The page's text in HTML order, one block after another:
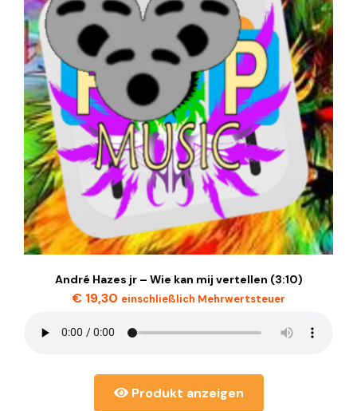
André Hazes jr – Wie kan mij vertellen (3:10)
€ 19,30 einschließlich Mehrwertsteuer
Produkt anzeigen